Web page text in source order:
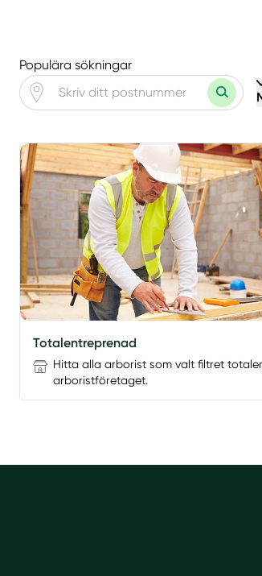
Populära sökningar
Totalentreprenad
Hitta alla arborist som valt filtret
arboristföretaget.